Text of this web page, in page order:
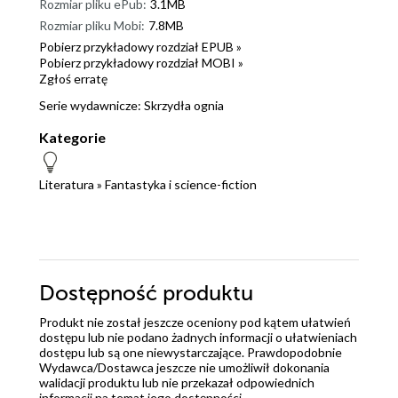
Rozmiar pliku ePub: 3.1MB
Rozmiar pliku Mobi: 7.8MB
Pobierz przykładowy rozdział EPUB »
Pobierz przykładowy rozdział MOBI »
Zgłoś erratę
Serie wydawnicze: Skrzydła ognia
Kategorie
Literatura » Fantastyka i science-fiction
Dostępność produktu
Produkt nie został jeszcze oceniony pod kątem ułatwień
dostępu lub nie podano żadnych informacji o ułatwieniach
dostępu lub są one niewystarczające. Prawdopodobnie
Wydawca/Dostawca jeszcze nie umożliwił dokonania
walidacji produktu lub nie przekazał odpowiednich